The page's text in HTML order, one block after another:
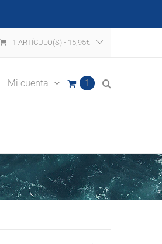
1 ARTÍCULO(S) - 15,95€
Mi cuenta 1